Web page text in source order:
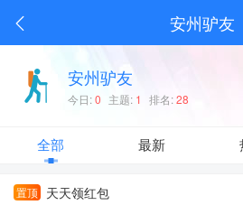
安州驴友
安州驴友
今日:0 主题: 1 排名:28
全部 最新
置顶 天天领红包
安州人自己的生活平台